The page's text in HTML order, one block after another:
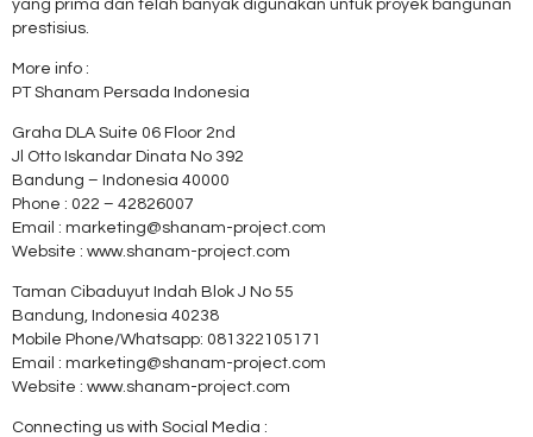
yang prima dan telah banyak digunakan untuk proyek bangunan
prestisius.
More info :
PT Shanam Persada Indonesia
Graha DLA Suite 06 Floor 2nd
Jl Otto Iskandar Dinata No 392
Bandung – Indonesia 40000
Phone : 022 – 42826007
Email : marketing@shanam-project.com
Website : www.shanam-project.com
Taman Cibaduyut Indah Blok J No 55
Bandung, Indonesia 40238
Mobile Phone/Whatsapp: 081322105171
Email : marketing@shanam-project.com
Website : www.shanam-project.com
Connecting us with Social Media :